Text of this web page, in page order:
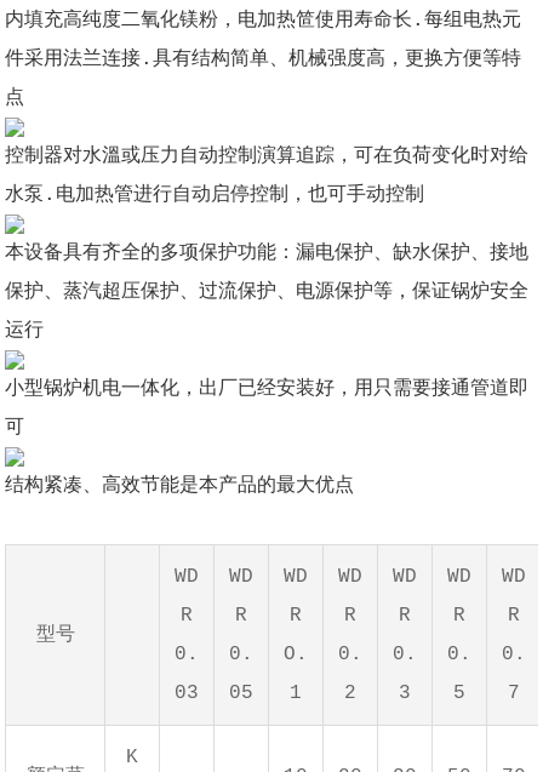
内填充高纯度二氧化镁粉，电加热笸使用寿命长.每组电热元
件采用法兰连接.具有结构简单、机械强度高，更换方便等特
点
控制器对水溫或压力自动控制演算追踪，可在负荷变化时对给
水泵.电加热管进行自动启停控制，也可手动控制
本设备具有齐全的多项保护功能：漏电保护、缺水保护、接地
保护、蒸汽超压保护、过流保护、电源保护等，保证锅炉安全
运行
小型锅炉机电一体化，出厂已经安装好，用只需要接通管道即
可
结构紧凑、高效节能是本产品的最大优点
型号
WD
R
0.
03
WD
R
0.
05
WD
R
O.
1
WD
R
0.
2
WD
R
0.
3
WD
R
0.
5
WD
R
0.
7
K